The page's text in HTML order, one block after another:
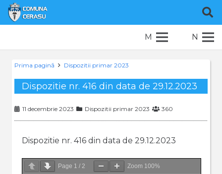
M N
Prima pagină Dispozitii primar 2023
Dispozitie nr. 416 din data de 29.12.2023
11 decembrie 2023 Dispozitii primar 2023 360
Dispozitie nr. 416 din data de 29.12.2023
Page 1 / 2 Zoom 100%